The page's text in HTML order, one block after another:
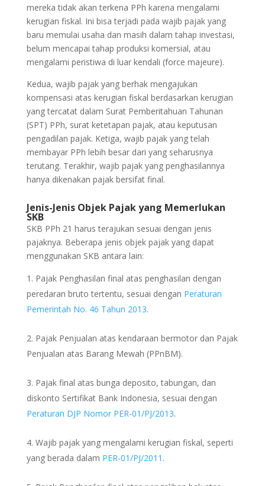
mereka tidak akan terkena PPh karena mengalami
kerugian fiskal. Ini bisa terjadi pada wajib pajak yang
baru memulai usaha dan masih dalam tahap investasi,
belum mencapai tahap produksi komersial, atau
mengalami peristiwa di luar kendali (force majeure).
Kedua, wajib pajak yang berhak mengajukan
kompensasi atas kerugian fiskal berdasarkan kerugian
yang tercatat dalam Surat Pemberitahuan Tahunan
(SPT) PPh, surat ketetapan pajak, atau keputusan
pengadilan pajak. Ketiga, wajib pajak yang telah
membayar PPh lebih besar dari yang seharusnya
terutang. Terakhir, wajib pajak yang penghasilannya
hanya dikenakan pajak bersifat final.
Jenis-Jenis Objek Pajak yang Memerlukan
SKB
SKB PPh 21 harus terajukan sesuai dengan jenis
pajaknya. Beberapa jenis objek pajak yang dapat
menggunakan SKB antara lain:
Pajak Penghasilan final atas penghasilan dengan
peredaran bruto tertentu, sesuai dengan Peraturan
Pemerintah No. 46 Tahun 2013.
Pajak Penjualan atas kendaraan bermotor dan Pajak
Penjualan atas Barang Mewah (PPnBM).
Pajak final atas bunga deposito, tabungan, dan
diskonto Sertifikat Bank Indonesia, sesuai dengan
Peraturan DJP Nomor PER-01/PJ/2013.
Wajib pajak yang mengalami kerugian fiskal, seperti
yang berada dalam PER-01/PJ/2011 .